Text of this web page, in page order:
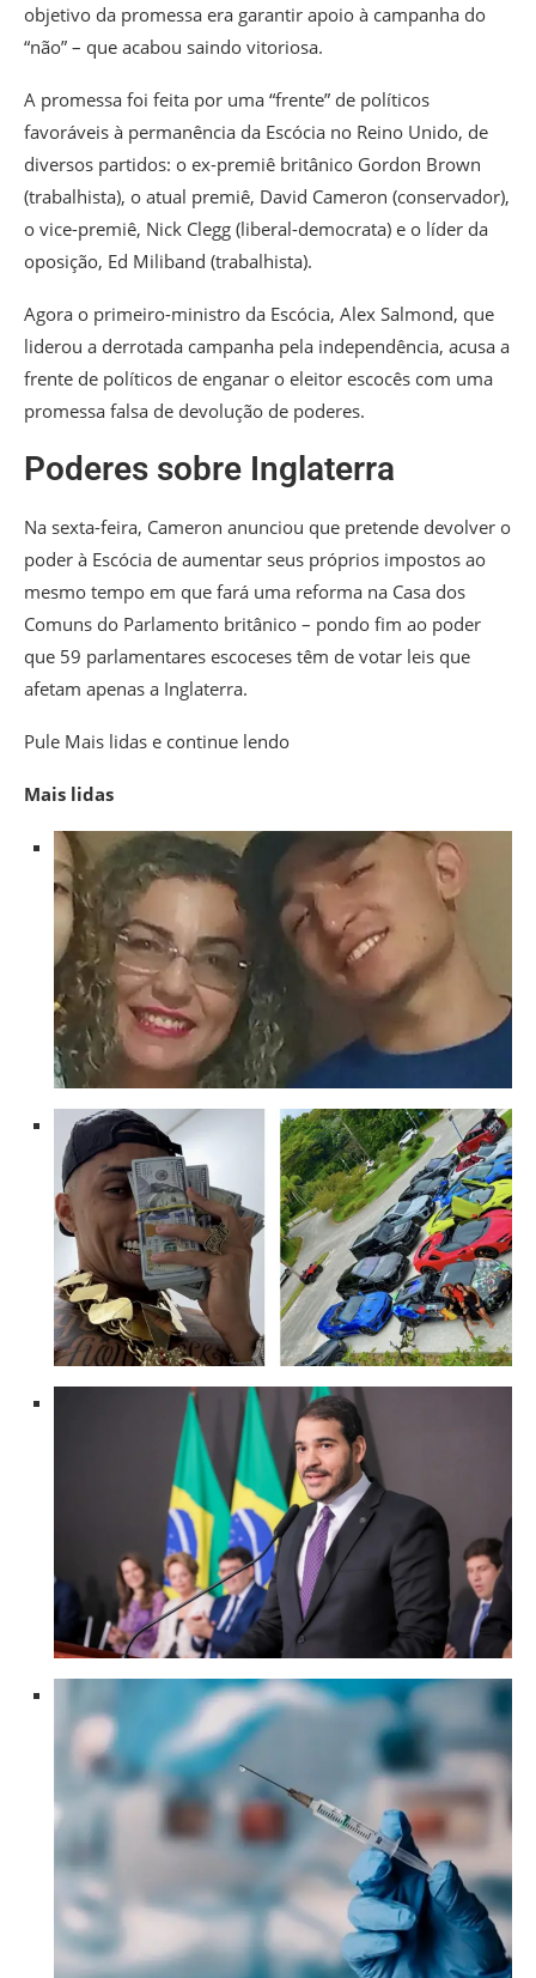
objetivo da promessa era garantir apoio à campanha do
“não” – que acabou saindo vitoriosa.
A promessa foi feita por uma “frente” de políticos
favoráveis à permanência da Escócia no Reino Unido, de
diversos partidos: o ex-premiê britânico Gordon Brown
(trabalhista), o atual premiê, David Cameron (conservador),
o vice-premiê, Nick Clegg (liberal-democrata) e o líder da
oposição, Ed Miliband (trabalhista).
Agora o primeiro-ministro da Escócia, Alex Salmond, que
liderou a derrotada campanha pela independência, acusa a
frente de políticos de enganar o eleitor escocês com uma
promessa falsa de devolução de poderes.
Poderes sobre Inglaterra
Na sexta-feira, Cameron anunciou que pretende devolver o
poder à Escócia de aumentar seus próprios impostos ao
mesmo tempo em que fará uma reforma na Casa dos
Comuns do Parlamento britânico – pondo fim ao poder
que 59 parlamentares escoceses têm de votar leis que
afetam apenas a Inglaterra.
Pule Mais lidas e continue lendo
Mais lidas